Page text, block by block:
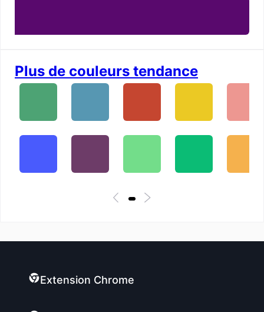
Plus de couleurs tendance
Extension Chrome